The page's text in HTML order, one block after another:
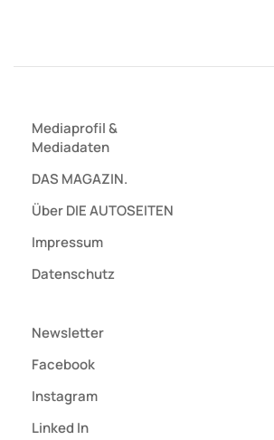
Mediaprofil&
Mediadaten
DAS MAGAZIN.
Über DIE AUTOSEITEN
Impressum
Datenschutz
Newsletter
Facebook
Instagram
Linked In